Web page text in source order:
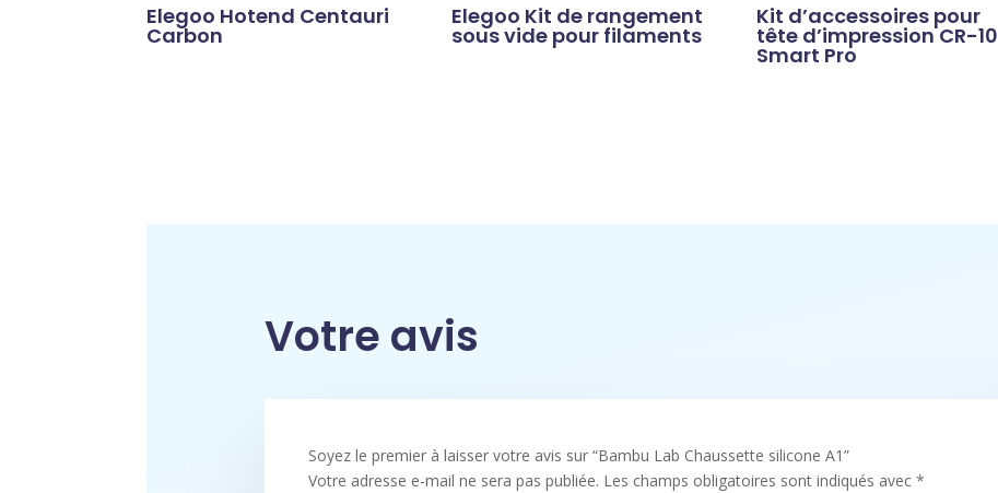
Elegoo Hotend Centauri
Carbon
Elegoo Kit de rangement
sous vide pour filaments
Kit d’accessoires pour
tête d’impression CR-10
Smart Pro
Votre avis
Soyez le premier à laisser votre avis sur “Bambu Lab Chaussette silicone A1”
Votre adresse e-mail ne sera pas publiée. Les champs obligatoires sont indiqués avec *